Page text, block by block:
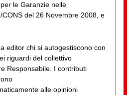
le Garanzie nelle
del 26 Novembre 2008, e
editor chi si autogestiscono con
riguardi del collettivo
Responsabile. I contributi
alle opinioni